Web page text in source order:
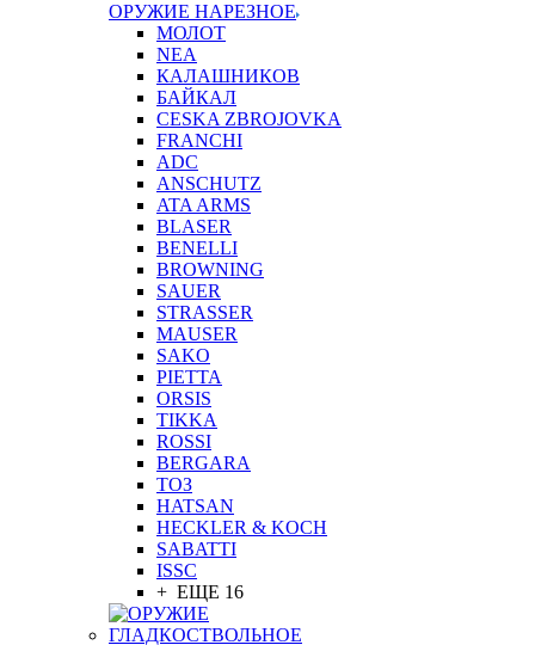
ОРУЖИЕ НАРЕЗНОЕ
МОЛОТ
NEA
КАЛАШНИКОВ
БАЙКАЛ
CESKA ZBROJOVKA
FRANCHI
ADC
ANSCHUTZ
ATA ARMS
BLASER
BENELLI
BROWNING
SAUER
STRASSER
MAUSER
SAKO
PIETTA
ORSIS
TIKKA
ROSSI
BERGARA
ТОЗ
HATSAN
HECKLER & KOCH
SABATTI
ISSC
+ ЕЩЕ 16